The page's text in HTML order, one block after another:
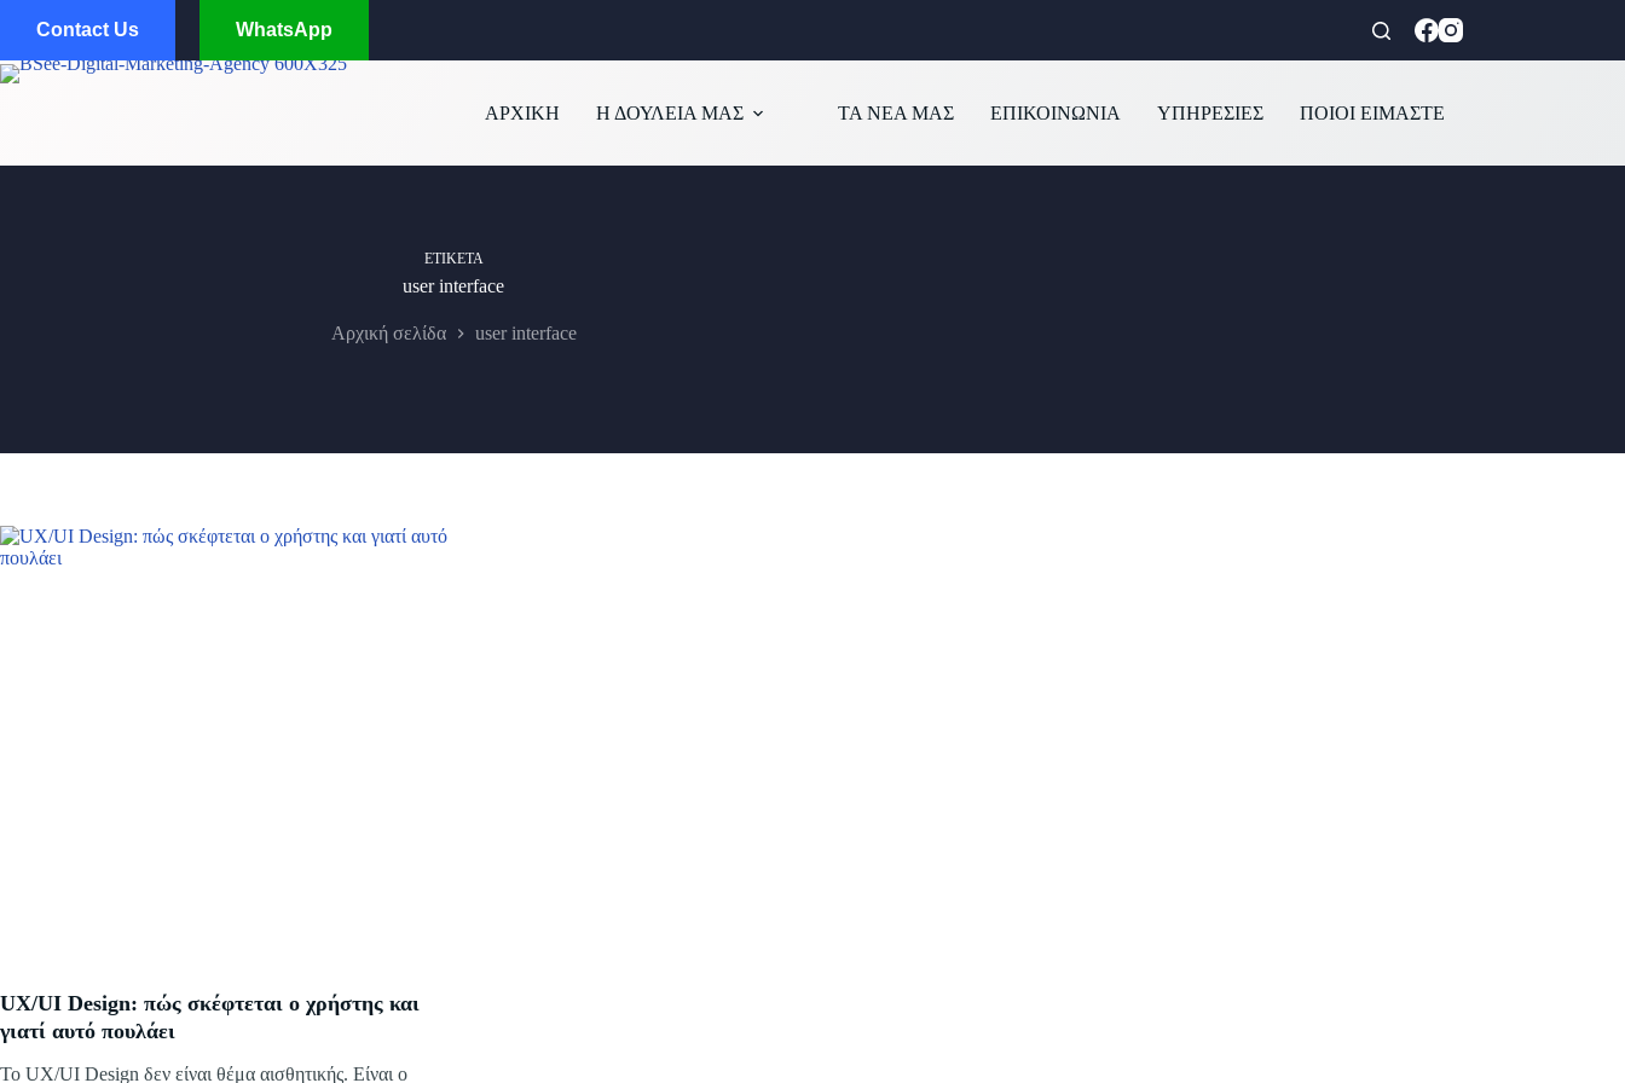
Contact Us WhatsApp
ΑΡΧΙΚΗ Η ΔΟΥΛΕΙΑ ΜΑΣ ΤΑ ΝΕΑ ΜΑΣ ΕΠΙΚΟΙΝΩΝΙΑ ΥΠΗΡΕΣΙΕΣ ΠΟΙΟΙ ΕΙΜΑΣΤΕ
ΕΤΙΚΈΤΑ
user interface
Αρχική σελίδα user interface
UX/UI Design: πώς σκέφτεται ο χρήστης και
γιατί αυτό πουλάει
Το UX/UI Design δεν είναι θέμα αισθητικής. Είναι ο